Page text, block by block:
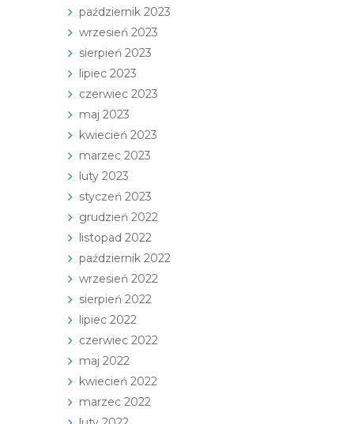
październik 2023
wrzesień 2023
sierpień 2023
lipiec 2023
czerwiec 2023
maj 2023
kwiecień 2023
marzec 2023
luty 2023
styczeń 2023
grudzień 2022
listopad 2022
październik 2022
wrzesień 2022
sierpień 2022
lipiec 2022
czerwiec 2022
maj 2022
kwiecień 2022
marzec 2022